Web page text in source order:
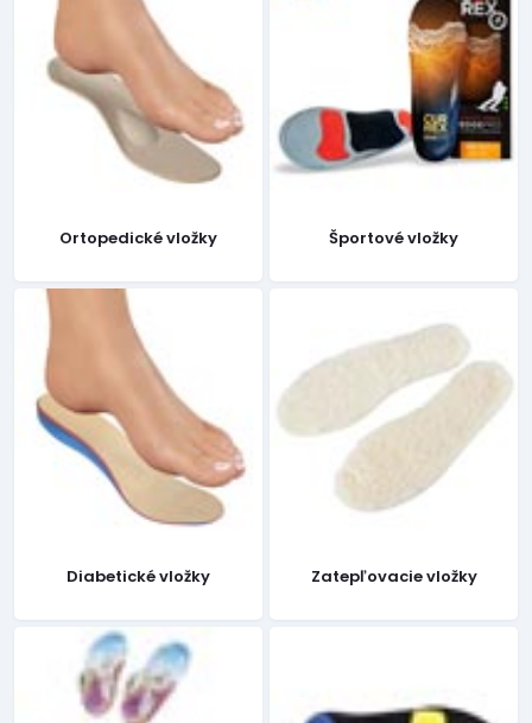
Ortopedické vložky Športové vložky
Diabetické vložky Zatepľovacie vložky